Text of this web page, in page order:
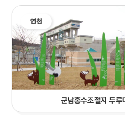
연천
군남홍수조절지 두루